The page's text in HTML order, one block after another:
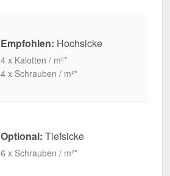
Empfohlen: Hochsicke
4 x Kalotten / m²*
4 x Schrauben / m²*
Optional: Tiefsicke
6 x Schrauben / m²*